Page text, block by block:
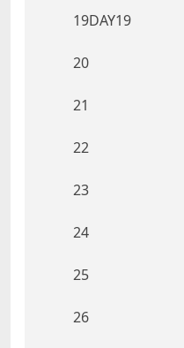
19DAY19
20
21
22
23
24
25
26